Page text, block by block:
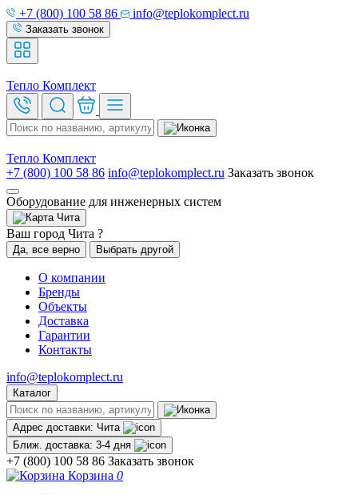
+7 (800) 100 58 86 info@teplokomplect.ru
Заказать звонок
Тепло Комплект
Тепло Комплект
+7 (800) 100 58 86 info@teplokomplect.ru Заказать звонок
Оборудование для инженерных систем
Чита
Ваш город Чита ?
Да, все верно Выбрать другой
О компании
Бренды
Объекты
Доставка
Гарантии
Контакты
info@teplokomplect.ru
Каталог
Адрес доставки: Чита
Ближ. доставка: 3-4 дня
+7 (800) 100 58 86 Заказать звонок
Корзина 0